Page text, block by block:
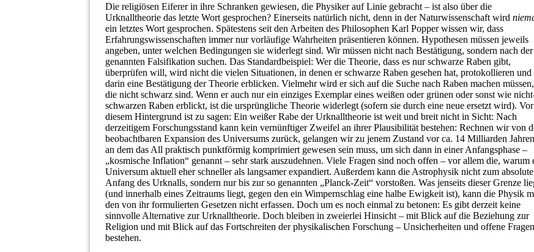
Die religiösen Eiferer in ihre Schranken gewiesen, die Physiker auf Linie gebracht – ist also über die
Urknalltheorie das letzte Wort gesprochen? Einerseits natürlich nicht, denn in der Naturwissenschaft wird
ein letztes Wort gesprochen. Spätestens seit den Arbeiten des Philosophen Karl Popper wissen wir, dass
Erfahrungswissenschaften immer nur vorläufige Wahrheiten präsentieren können. Hypothesen müssen jeweils
angeben, unter welchen Bedingungen sie widerlegt sind. Wir müssen nicht nach Bestätigung, sondern nach
genannten Falsifikation suchen. Das Standardbeispiel: Wer die Theorie, dass es nur schwarze Raben gibt,
überprüfen will, wird nicht die vielen Situationen, in denen er schwarze Raben gesehen hat, protokollieren und
darin eine Bestätigung der Theorie erblicken. Vielmehr wird er sich auf die Suche nach Raben machen müssen,
die nicht schwarz sind. Wenn er auch nur ein einziges Exemplar eines weißen oder grünen oder sonst wie
schwarzen Raben erblickt, ist die ursprüngliche Theorie widerlegt (sofern sie durch eine neue ersetzt wird). Vor
diesem Hintergrund ist zu sagen: Ein weißer Rabe der Urknalltheorie ist weit und breit nicht in Sicht: Nach
derzeitigem Forschungsstand kann kein vernünftiger Zweifel an ihrer Plausibilität bestehen: Rechnen wir von
beobachtbaren Expansion des Universums zurück, gelangen wir zu jenem Zustand vor ca. 14 Milliarden
an dem das All praktisch punktförmig komprimiert gewesen sein muss, um sich dann in einer Anfangsphase –
„kosmische Inflation“ genannt – sehr stark auszudehnen. Viele Fragen sind noch offen – vor allem die, warum
Universum aktuell eher schneller als langsamer expandiert. Außerdem kann die Astrophysik nicht zum
Anfang des Urknalls, sondern nur bis zur so genannten „Planck-Zeit“ vorstoßen. Was jenseits dieser Grenze
(und innerhalb eines Zeitraums liegt, gegen den ein Wimpernschlag eine halbe Ewigkeit ist), kann die Physik
den von ihr formulierten Gesetzen nicht erfassen. Doch um es noch einmal zu betonen: Es gibt derzeit keine
sinnvolle Alternative zur Urknalltheorie. Doch bleiben in zweierlei Hinsicht – mit Blick auf die Beziehung zur
Religion und mit Blick auf das Fortschreiten der physikalischen Forschung – Unsicherheiten und offene Fragen
bestehen.